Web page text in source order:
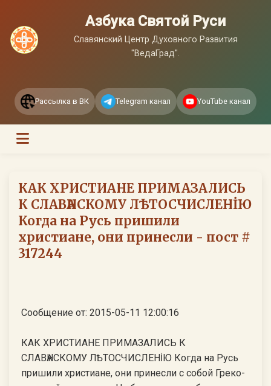
Азбука Святой Руси
Славянский Центр Духовного Развития
"ВедаГрад".
Рассылка в ВК Telegram канал YouTube канал
КАК ХРИСТИАНЕ ПРИМАЗАЛИСЬ
К СЛАВѦНСКОМУ ЛѢТОСЧИСЛЕНİЮ
Когда на Русь пришили
христиане, они принесли - пост #
317244
Сообщение от: 2015-05-11 12:00:16
КАК ХРИСТИАНЕ ПРИМАЗАЛИСЬ К
СЛАВѦНСКОМУ ЛѢТОСЧИСЛЕНİЮ Когда на Русь
пришили христиане, они принесли с собой Греко-